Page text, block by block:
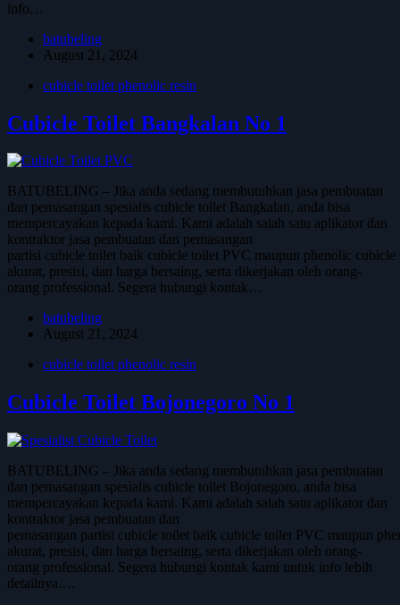
info…
batubeling
August 21, 2024
cubicle toilet phenolic resin
Cubicle Toilet Bangkalan No 1
BATUBELING – Jika anda sedang membutuhkan jasa pembuatan
dan pemasangan spesialis cubicle toilet Bangkalan, anda bisa
mempercayakan kepada kami. Kami adalah salah satu aplikator dan
kontraktor jasa pembuatan dan pemasangan
partisi cubicle toilet baik cubicle toilet PVC maupun phenolic cubicle
akurat, presisi, dan harga bersaing, serta dikerjakan oleh orang-
orang professional. Segera hubungi kontak…
batubeling
August 21, 2024
cubicle toilet phenolic resin
Cubicle Toilet Bojonegoro No 1
BATUBELING – Jika anda sedang membutuhkan jasa pembuatan
dan pemasangan spesialis cubicle toilet Bojonegoro, anda bisa
mempercayakan kepada kami. Kami adalah salah satu aplikator dan
kontraktor jasa pembuatan dan
pemasangan partisi cubicle toilet baik cubicle toilet PVC maupun
akurat, presisi, dan harga bersaing, serta dikerjakan oleh orang-
orang professional. Segera hubungi kontak kami untuk info lebih
detailnya.…